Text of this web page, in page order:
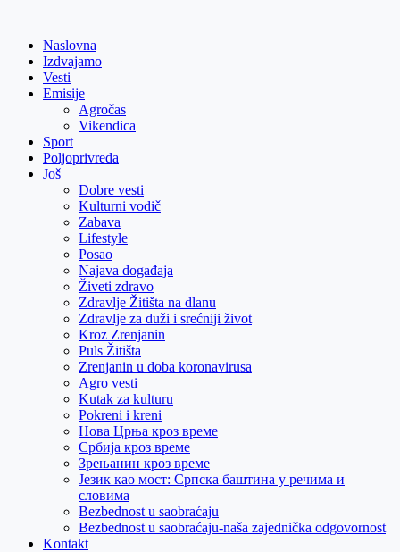
contentNaslovna
Izdvajamo
Vesti
Emisije
Agročas
Vikendica
Sport
Poljoprivreda
Još
Dobre vesti
Kulturni vodič
Zabava
Lifestyle
Posao
Najava događaja
Živeti zdravo
Zdravlje Žitišta na dlanu
Zdravlje za duži i srećniji život
Kroz Zrenjanin
Puls Žitišta
Zrenjanin u doba koronavirusa
Agro vesti
Kutak za kulturu
Pokreni i kreni
Нова Црња кроз време
Србија кроз време
Зрењанин кроз време
Језик као мост: Српска баштина у речима и
словима
Bezbednost u saobraćaju
Bezbednost u saobraćaju-naša zajednička odgovornost
Kontakt